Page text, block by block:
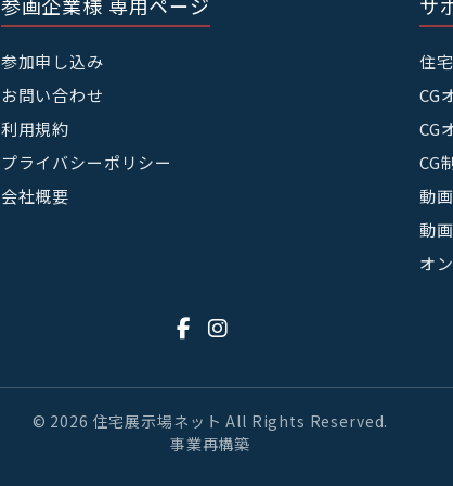
参加申し込み
お問い合わせ
利用規約
プライバシーポリシー
会社概要
住
CG
CG
CG
動
動
オ
© 2026 住宅展示場ネット All Rights Reserved.
事業再構築